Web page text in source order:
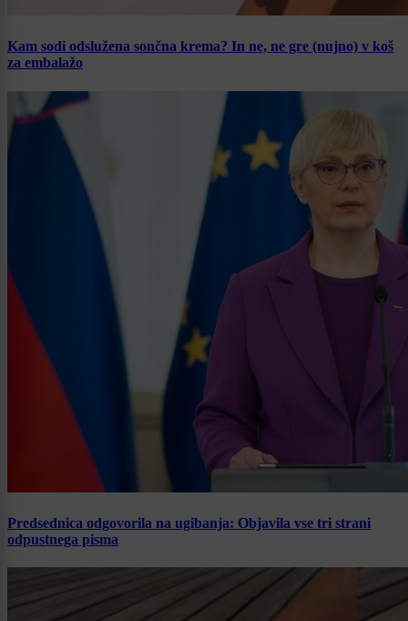
Kam sodi odslužena sončna krema? In ne, ne gre (nujno) v koš
za embalažo
Predsednica odgovorila na ugibanja: Objavila vse tri strani
odpustnega pisma